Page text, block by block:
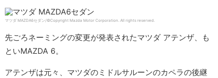
マツダ MAZDA6セダン/©Copyright Mazda Motor Corporation. All rights reserved.
先ごろネーミングの変更が発表されたマツダ アテンザ、も
といMAZDA 6。
アテンザは元々、マツダのミドルサルーンのカペラの後継